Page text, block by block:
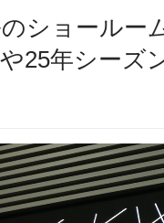
ショールー
25年シーズ